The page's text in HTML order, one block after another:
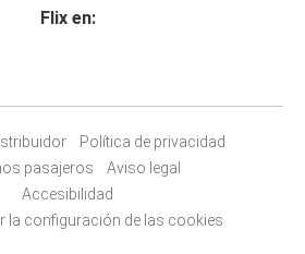
Flix en:
Política de privacidad
pasajeros
Aviso legal
Accesibilidad
la configuración de las cookies